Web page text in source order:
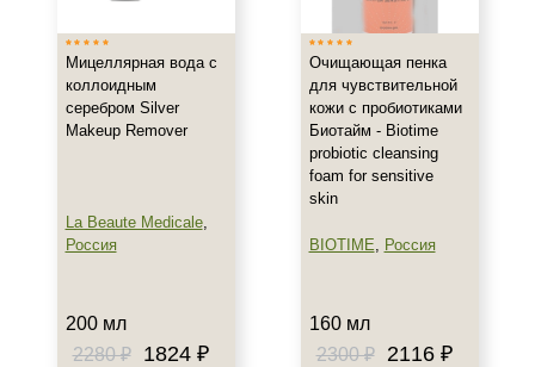
Мицеллярная вода с
коллоидным
серебром Silver
Makeup Remover
La Beaute Medicale,
Россия
200 мл
2280 ₽
1824 ₽
Очищающая пенка
для чувствительной
кожи с пробиотиками
Биотайм - Biotime
probiotic cleansing
foam for sensitive
skin
BIOTIME, Россия
160 мл
2300 ₽
2116 ₽